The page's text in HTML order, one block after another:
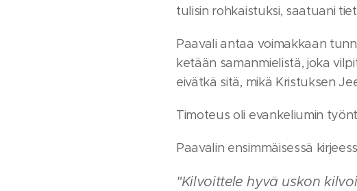
tulisin rohkaistuksi, saatuani
Paavali antaa voimakkaan
ketään samanmielistä, joka
eivätkä sitä, mikä Kristuksen
Timoteus oli evankeliumin
Paavalin ensimmäisessä
"Kilvoittele hyvä uskon